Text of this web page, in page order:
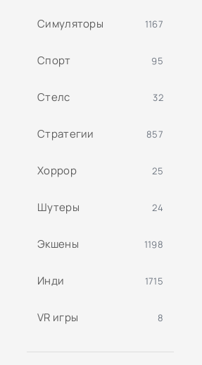
Симуляторы 1167
Спорт 95
Стелс 32
Стратегии 857
Хоррор 25
Шутеры 24
Экшены 1198
Инди 1715
VR игры 8